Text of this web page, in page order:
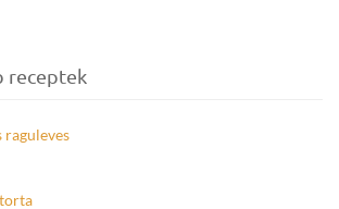
receptek
raguleves